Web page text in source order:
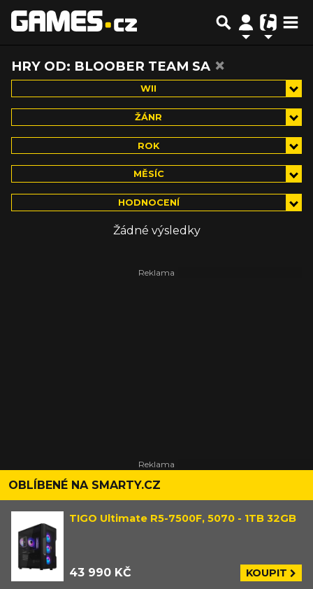
HRY OD: BLOOBER TEAM SA ×
WII
ŽÁNR
ROK
MĚSÍC
HODNOCENÍ
Žádné výsledky
OBLÍBENÉ NA SMARTY.CZ
TIGO Ultimate R5-7500F, 5070 - 1TB 32GB
43 990 KČ KOUPIT